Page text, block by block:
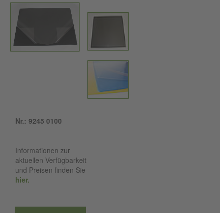
Nr.: 9245 0100
Informationen zur
aktuellen Verfügbarkeit
und Preisen finden Sie
hier.